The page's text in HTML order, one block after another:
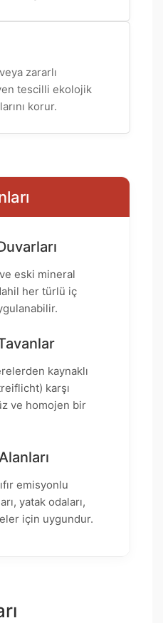
zararlı
tescilli ekolojik
korur.
eski mineral
her türlü iç
kaynaklı
karşı
ve homojen bir
emisyonlu
yatak odaları,
için uygundur.